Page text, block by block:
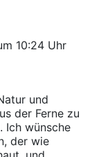
10:24 Uhr
und
der Ferne zu
Ich wünsche
der wie